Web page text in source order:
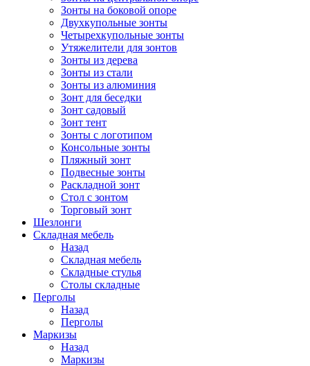
Зонты на боковой опоре
Двухкупольные зонты
Четырехкупольные зонты
Утяжелители для зонтов
Зонты из дерева
Зонты из стали
Зонты из алюминия
Зонт для беседки
Зонт садовый
Зонт тент
Зонты с логотипом
Консольные зонты
Пляжный зонт
Подвесные зонты
Раскладной зонт
Стол с зонтом
Торговый зонт
Шезлонги
Складная мебель
Назад
Складная мебель
Складные стулья
Столы складные
Перголы
Назад
Перголы
Маркизы
Назад
Маркизы